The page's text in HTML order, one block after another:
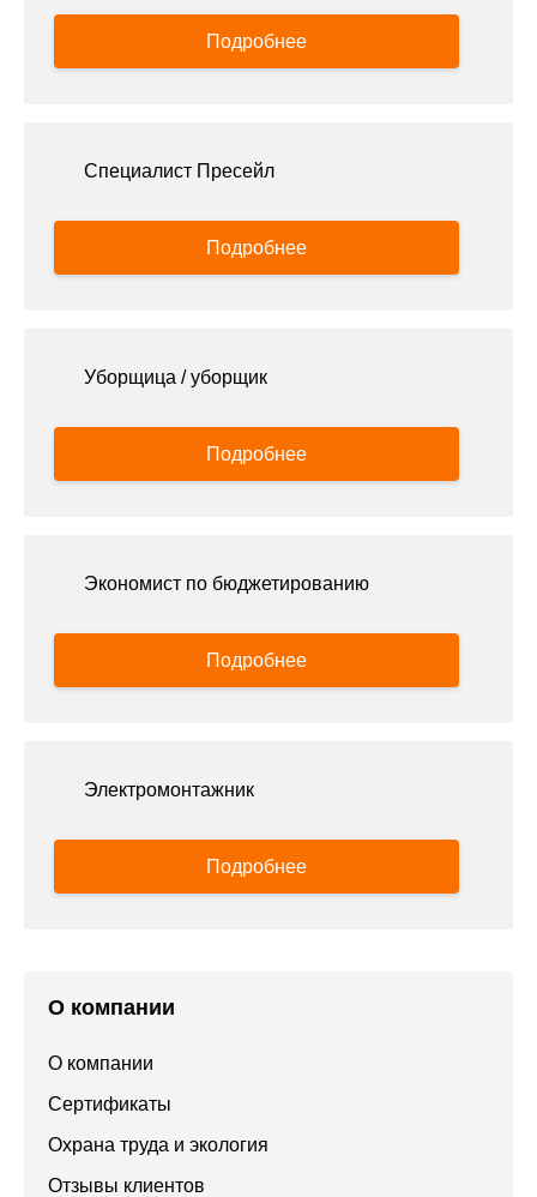
Подробнее
Специалист Пресейл
Подробнее
Уборщица / уборщик
Подробнее
Экономист по бюджетированию
Подробнее
Электромонтажник
Подробнее
О компании
О компании
Сертификаты
Охрана труда и экология
Отзывы клиентов